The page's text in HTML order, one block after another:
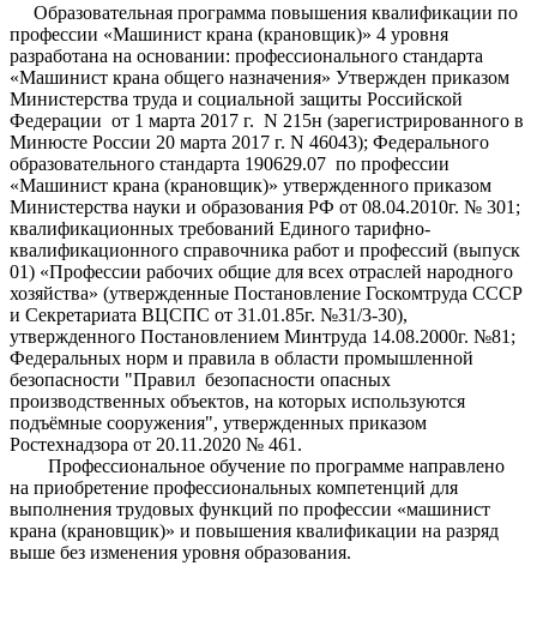
Образовательная программа повышения квалификации по
профессии «Машинист крана (крановщик)» 4 уровня
разработана на основании: профессионального стандарта
«Машинист крана общего назначения» Утвержден приказом
Министерства труда и социальной защиты Российской
Федерации от 1 марта 2017 г. N 215н (зарегистрированного в
Минюсте России 20 марта 2017 г. N 46043); Федерального
образовательного стандарта 190629.07 по профессии
«Машинист крана (крановщик)» утвержденного приказом
Министерства науки и образования РФ от 08.04.2010г. № 301;
квалификационных требований Единого тарифно-
квалификационного справочника работ и профессий (выпуск
01) «Профессии рабочих общие для всех отраслей народного
хозяйства» (утвержденные Постановление Госкомтруда СССР
и Секретариата ВЦСПС от 31.01.85г. №31/3-30),
утвержденного Постановлением Минтруда 14.08.2000г. №81;
Федеральных норм и правила в области промышленной
безопасности "Правил безопасности опасных
производственных объектов, на которых используются
подъёмные сооружения", утвержденных приказом
Ростехнадзора от 20.11.2020 № 461.
Профессиональное обучение по программе направлено
на приобретение профессиональных компетенций для
выполнения трудовых функций по профессии «машинист
крана (крановщик)» и повышения квалификации на разряд
выше без изменения уровня образования.